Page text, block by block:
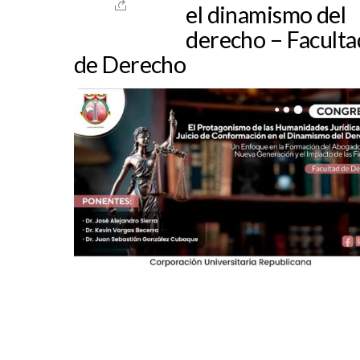
el dinamismo del
derecho –
de Derecho